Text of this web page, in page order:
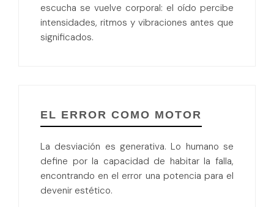
escucha se vuelve corporal: el oído percibe
intensidades, ritmos y vibraciones antes que
significados.
EL ERROR COMO MOTOR
La desviación es generativa. Lo humano se
define por la capacidad de habitar la falla,
encontrando en el error una potencia para el
devenir estético.